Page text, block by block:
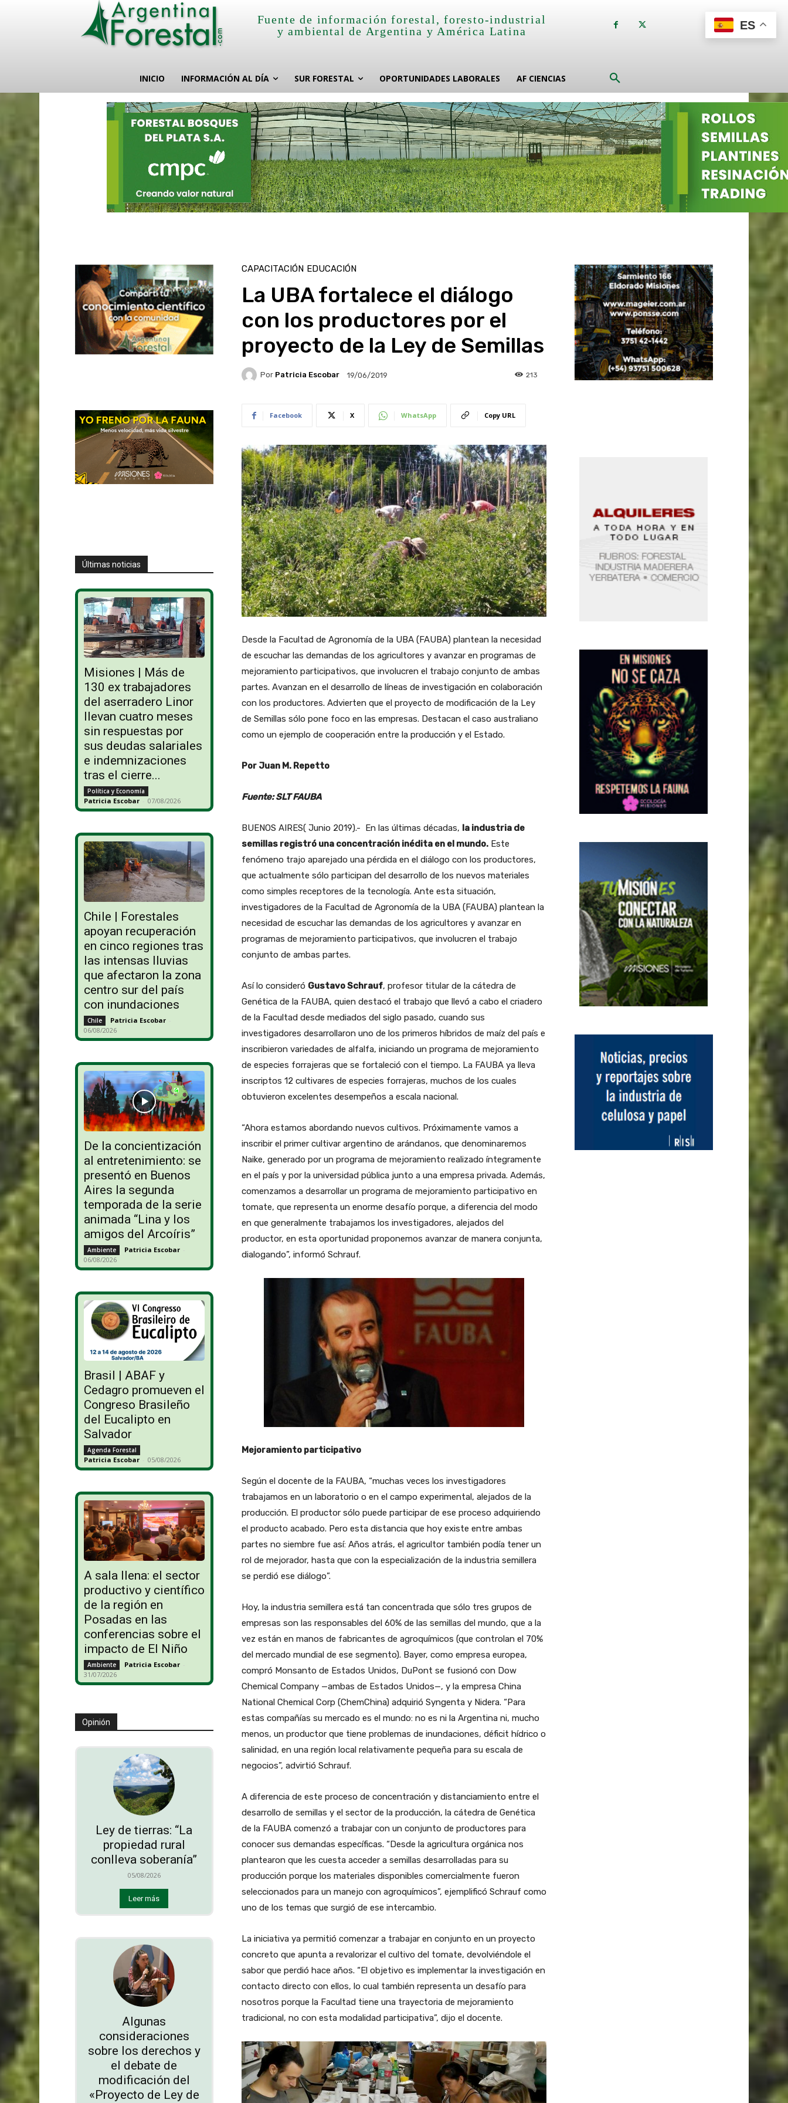
Fuente de información forestal, foresto-industrial
y ambiental de Argentina y América Latina
INICIO INFORMACIÓN AL DÍA SUR FORESTAL OPORTUNIDADES LABORALES AF CIENCIAS
Últimas noticias
Misiones | Más de
130 ex trabajadores
del aserradero Linor
llevan cuatro meses
sin respuestas por
sus deudas salariales
e indemnizaciones
tras el cierre...
Política y Economía
Patricia Escobar - 07/08/2026
Chile | Forestales
apoyan recuperación
en cinco regiones tras
las intensas lluvias
que afectaron la zona
centro sur del país
con inundaciones
Chile Patricia Escobar -
06/08/2026
De la concientización
al entretenimiento: se
presentó en Buenos
Aires la segunda
temporada de la serie
animada “Lina y los
amigos del Arcoíris”
Ambiente Patricia Escobar -
06/08/2026
Brasil | ABAF y
Cedagro promueven el
Congreso Brasileño
del Eucalipto en
Salvador
Agenda Forestal
Patricia Escobar - 05/08/2026
A sala llena: el sector
productivo y científico
de la región en
Posadas en las
conferencias sobre el
impacto de El Niño
Ambiente Patricia Escobar -
31/07/2026
Opinión
Ley de tierras: “La
propiedad rural
conlleva soberanía”
05/08/2026
Leer más
Algunas
consideraciones
sobre los derechos y
el debate de
modificación del
«Proyecto de Ley de
CAPACITACIÓN EDUCACIÓN
La UBA fortalece el diálogo
con los productores por el
proyecto de la Ley de Semillas
Por Patricia Escobar 19/06/2019 213
Facebook X WhatsApp Copy URL
Desde la Facultad de Agronomía de la UBA (FAUBA) plantean la necesidad
de escuchar las demandas de los agricultores y avanzar en programas de
mejoramiento participativos, que involucren el trabajo conjunto de ambas
partes. Avanzan en el desarrollo de líneas de investigación en colaboración
con los productores. Advierten que el proyecto de modificación de la Ley
de Semillas sólo pone foco en las empresas. Destacan el caso australiano
como un ejemplo de cooperación entre la producción y el Estado.
Por Juan M. Repetto
Fuente: SLT FAUBA
BUENOS AIRES( Junio 2019).- En las últimas décadas, la industria de
semillas registró una concentración inédita en el mundo.Este
fenómeno trajo aparejado una pérdida en el diálogo con los productores,
que actualmente sólo participan del desarrollo de los nuevos materiales
como simples receptores de la tecnología. Ante esta situación,
investigadores de la Facultad de Agronomía de la UBA (FAUBA) plantean la
necesidad de escuchar las demandas de los agricultores y avanzar en
programas de mejoramiento participativos, que involucren el trabajo
conjunto de ambas partes.
Así lo consideró Gustavo Schrauf, profesor titular de la cátedra de
Genética de la FAUBA, quien destacó el trabajo que llevó a cabo el criadero
de la Facultad desde mediados del siglo pasado, cuando sus
investigadores desarrollaron uno de los primeros híbridos de maíz del país e
inscribieron variedades de alfalfa, iniciando un programa de mejoramiento
de especies forrajeras que se fortaleció con el tiempo. La FAUBA ya lleva
inscriptos 12 cultivares de especies forrajeras, muchos de los cuales
obtuvieron excelentes desempeños a escala nacional.
“Ahora estamos abordando nuevos cultivos. Próximamente vamos a
inscribir el primer cultivar argentino de arándanos, que denominaremos
Naike, generado por un programa de mejoramiento realizado íntegramente
en el país y por la universidad pública junto a una empresa privada. Además,
comenzamos a desarrollar un programa de mejoramiento participativo en
tomate, que representa un enorme desafío porque, a diferencia del modo
en que generalmente trabajamos los investigadores, alejados del
productor, en esta oportunidad proponemos avanzar de manera conjunta,
dialogando”, informó Schrauf.
Mejoramiento participativo
Según el docente de la FAUBA, “muchas veces los investigadores
trabajamos en un laboratorio o en el campo experimental, alejados de la
producción. El productor sólo puede participar de ese proceso adquiriendo
el producto acabado. Pero esta distancia que hoy existe entre ambas
partes no siembre fue así: Años atrás, el agricultor también podía tener un
rol de mejorador, hasta que con la especialización de la industria semillera
se perdió ese diálogo”.
Hoy, la industria semillera está tan concentrada que sólo tres grupos de
empresas son las responsables del 60% de las semillas del mundo, que a la
vez están en manos de fabricantes de agroquímicos (que controlan el 70%
del mercado mundial de ese segmento). Bayer, como empresa europea,
compró Monsanto de Estados Unidos, DuPont se fusionó con Dow
Chemical Company —ambas de Estados Unidos—, y la empresa China
National Chemical Corp (ChemChina) adquirió Syngenta y Nidera. “Para
estas compañías su mercado es el mundo: no es ni la Argentina ni, mucho
menos, un productor que tiene problemas de inundaciones, déficit hídrico o
salinidad, en una región local relativamente pequeña para su escala de
negocios”, advirtió Schrauf.
A diferencia de este proceso de concentración y distanciamiento entre el
desarrollo de semillas y el sector de la producción, la cátedra de Genética
de la FAUBA comenzó a trabajar con un conjunto de productores para
conocer sus demandas específicas. “Desde la agricultura orgánica nos
plantearon que les cuesta acceder a semillas desarrolladas para su
producción porque los materiales disponibles comercialmente fueron
seleccionados para un manejo con agroquímicos”, ejemplificó Schrauf como
uno de los temas que surgió de ese intercambio.
La iniciativa ya permitió comenzar a trabajar en conjunto en un proyecto
concreto que apunta a revalorizar el cultivo del tomate, devolviéndole el
sabor que perdió hace años. “El objetivo es implementar la investigación en
contacto directo con ellos, lo cual también representa un desafío para
nosotros porque la Facultad tiene una trayectoria de mejoramiento
tradicional, no con esta modalidad participativa”, dijo el docente.
ES